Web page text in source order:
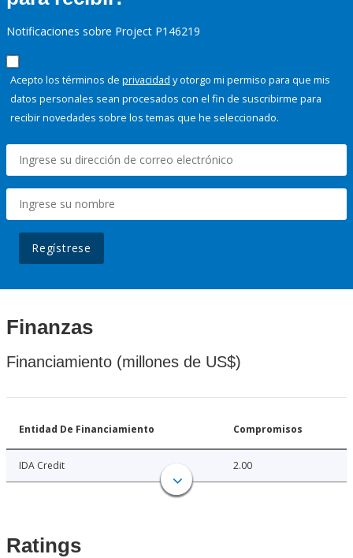
Notificaciones sobre Project P146219
Acepto los términos de privacidad y otorgo mi permiso para que mis
datos personales sean procesados con el fin de suscribirme para
recibir novedades sobre los temas que he seleccionado.
Regístrese
Finanzas
Financiamiento (millones de US$)
Entidad De Financiamiento Compromisos
IDA Credit 2.00
Ratings